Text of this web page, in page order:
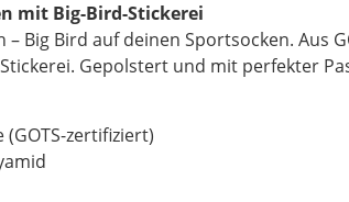
mit Big-Bird-Stickerei
– Big Bird auf deinen Sportsocken. Aus
Gepolstert und mit perfekter
(GOTS-zertifiziert)